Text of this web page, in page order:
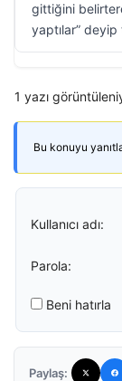
gittiğini
yaptılar”
1 yazı
Bu konuyu
Kullanıcı adı:
Parola:
Beni hatırla
Paylaş: